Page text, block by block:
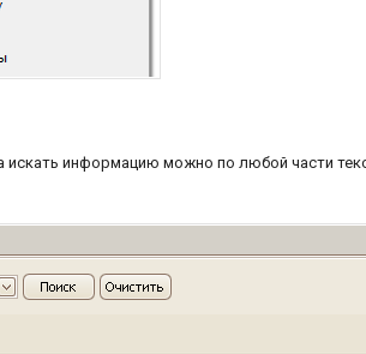
искать информацию можно по любой части